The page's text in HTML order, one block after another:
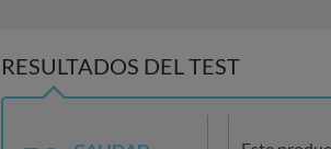
RESULTADOS DEL TEST